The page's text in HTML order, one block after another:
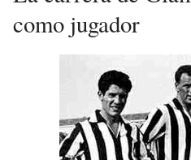
como jugador